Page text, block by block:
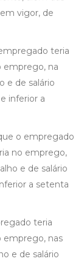
vigor, de
teria
emprego, na
e de salário
inferior a
o empregado
no emprego,
e de salário
a setenta
teria
emprego, nas
e de salário